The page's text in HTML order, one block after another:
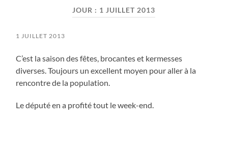
JOUR : 1 JUILLET 2013
1 JUILLET 2013
C’est la saison des fêtes, brocantes et kermesses
diverses. Toujours un excellent moyen pour aller à la
rencontre de la population.
Le député en a profité tout le week-end.